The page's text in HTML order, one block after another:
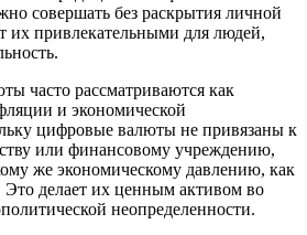
совершать без раскрытия личной
их привлекательными для людей,
часто рассматриваются как
и экономической
цифровые валюты не привязаны к
или финансовому учреждению,
же экономическому давлению, как
делает их ценным активом во
неопределенности.